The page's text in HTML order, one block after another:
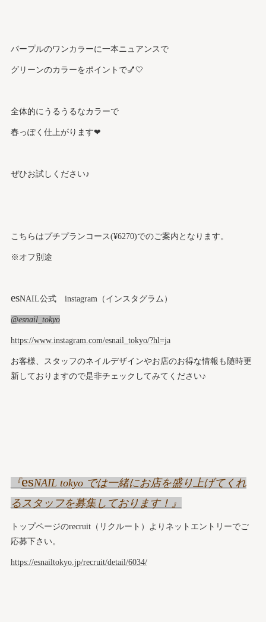
パープルのワンカラーに一本ニュアンスで
グリーンのカラーをポイントで💅🤍
全体的にうるうるなカラーで
春っぽく仕上がります❤︎
ぜひお試しください♪
こちらはプチプランコース(¥6270)でのご案内となります。
※オフ別途
esNAIL公式 instagram（インスタグラム）
@esnail_tokyo
https://www.instagram.com/esnail_tokyo/?hl=ja
お客様、スタッフのネイルデザインやお店のお得な情報も随時更
新しておりますので是非チェックしてみてください♪
『esNAIL tokyo では一緒にお店を盛り上げてくれ
るスタッフを募集しております！』
トップページのrecruit（リクルート）よりネットエントリーでご
応募下さい。
https://esnailtokyo.jp/recruit/detail/6034/